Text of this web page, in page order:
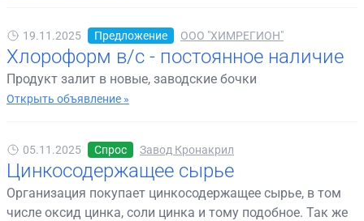
19.11.2025 Предложение ООО "ХИМРЕГИОН"
Хлороформ в/с - постоянное наличие
Продукт залит в новые, заводские бочки
Открыть объявление »
05.11.2025 Спрос Завод Кронакрил
Цинкосодержащее сырье
Организация покупает цинкосодержащее сырье, в том
числе оксид цинка, соли цинка и тому подобное. Так же